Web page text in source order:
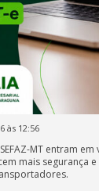
às 12:56
MT entram
mais segurança